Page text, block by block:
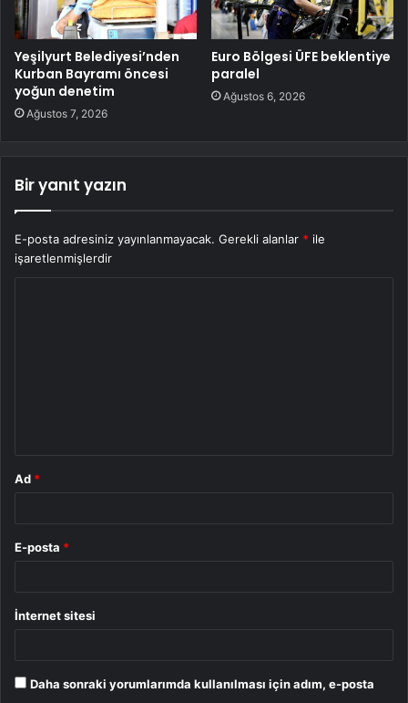
Yeşilyurt Belediyesi’nden
Kurban Bayramı öncesi
yoğun denetim
Ağustos 7, 2026
Euro Bölgesi ÜFE beklentiye
paralel
Ağustos 6, 2026
Bir yanıt yazın
E-posta adresiniz yayınlanmayacak. Gerekli alanlar * ile
işaretlenmişlerdir
Ad *
E-posta *
İnternet sitesi
Daha sonraki yorumlarımda kullanılması için adım, e-posta